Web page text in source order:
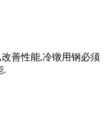
善性能,冷镦用钢必须
.